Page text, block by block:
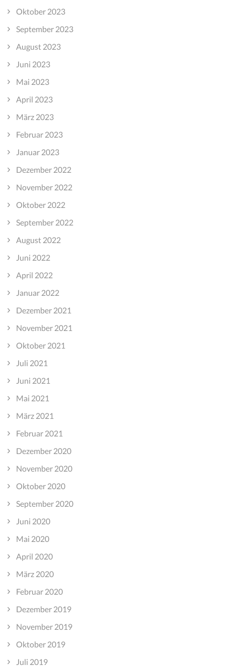
Oktober 2023
September 2023
August 2023
Juni 2023
Mai 2023
April 2023
März 2023
Februar 2023
Januar 2023
Dezember 2022
November 2022
Oktober 2022
September 2022
August 2022
Juni 2022
April 2022
Januar 2022
Dezember 2021
November 2021
Oktober 2021
Juli 2021
Juni 2021
Mai 2021
März 2021
Februar 2021
Dezember 2020
November 2020
Oktober 2020
September 2020
Juni 2020
Mai 2020
April 2020
März 2020
Februar 2020
Dezember 2019
November 2019
Oktober 2019
Juli 2019